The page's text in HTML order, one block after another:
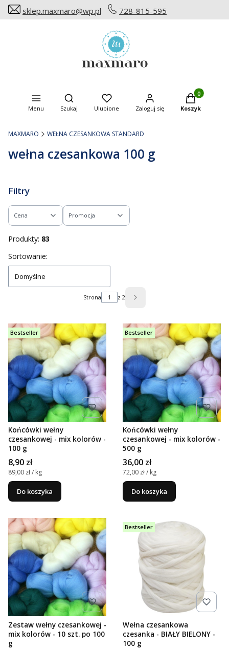
sklep.maxmaro@wp.pl 728-815-595
Menu
Otwórz wyszukiwarkę
Szukaj Ulubione Zaloguj się
Produkty w
Koszyk
MAXMARO WEŁNA CZESANKOWA STANDARD
wełna czesankowa 100 g
Filtry
Cena Promocja
Koniec filtrów
Produkty: 83
Lista produktów
Sortowanie:
Domyślne
Strona z 2 Następne produkty
Bestseller
Końcówki wełny
czesankowej - mix kolorów -
100 g
Cena
8,90 zł
Cena jednostkowa
89,00 zł / kg
Do koszyka
Bestseller
Końcówki wełny
czesankowej - mix kolorów -
500 g
Cena
36,00 zł
Cena jednostkowa
72,00 zł / kg
Do koszyka
Zestaw wełny czesankowej -
mix kolorów - 10 szt. po 100
g
Bestseller
Wełna czesankowa
czesanka - BIAŁY BIELONY -
100 g